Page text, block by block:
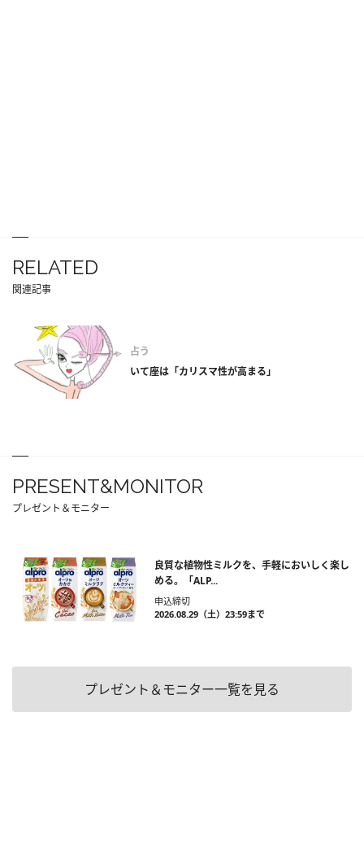
RELATED
関連記事
占う
いて座は「カリスマ性が高まる」
PRESENT&MONITOR
プレゼント＆モニター
良質な植物性ミルクを、手軽においしく楽し
める。「ALP...
申込締切
2026.08.29（土）23:59まで
プレゼント＆モニター一覧を見る